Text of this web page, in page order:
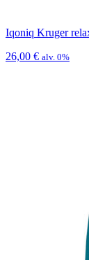
Iqoniq Kruger
26,00 € alv. 0%